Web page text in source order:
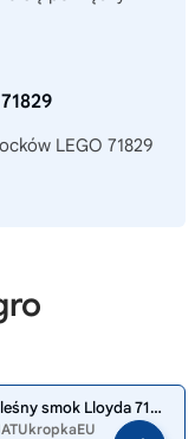
71829
LEGO 71829
LEGO NINJAGO Zielony leśny smok Lloyda 71829